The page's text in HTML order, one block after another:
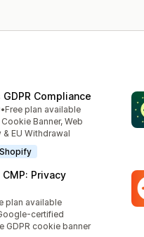
Compliance
•Free plan available
Banner, Web
EU Withdrawal
Privacy
plan available
certified
GDPR cookie banner